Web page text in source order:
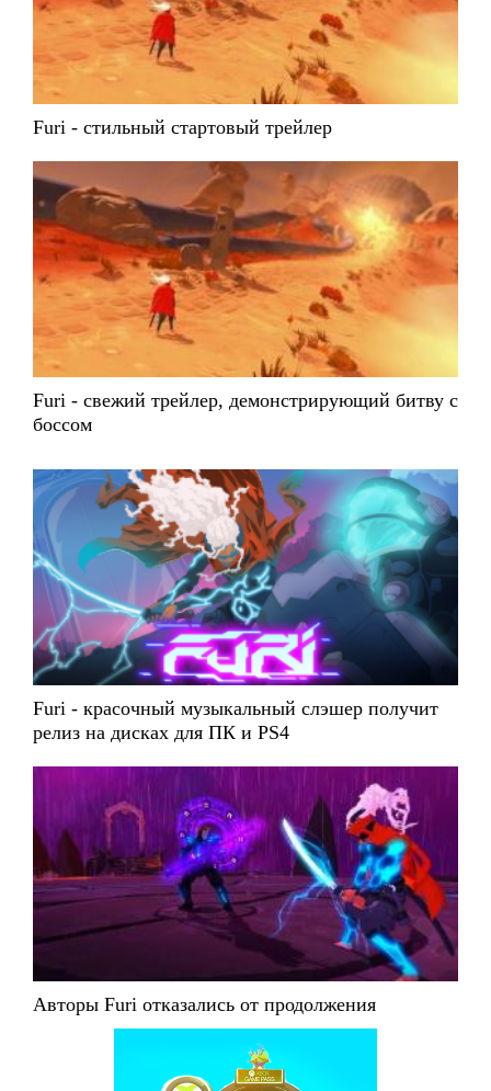
Furi - стильный стартовый трейлер
Furi - свежий трейлер, демонстрирующий битву с
боссом
Furi - красочный музыкальный слэшер получит
релиз на дисках для ПК и PS4
Авторы Furi отказались от продолжения